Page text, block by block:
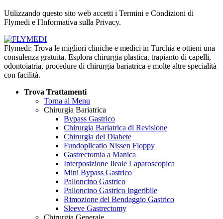
Utilizzando questo sito web accetti i Termini e Condizioni di
Flymedi e l'Informativa sulla Privacy.
Flymedi: Trova le migliori cliniche e medici in Turchia e ottieni una
consulenza gratuita. Esplora chirurgia plastica, trapianto di capelli,
odontoiatria, procedure di chirurgia bariatrica e molte altre specialità
con facilità.
Trova Trattamenti
Torna al Menu
Chirurgia Bariatrica
Bypass Gastrico
Chirurgia Bariatrica di Revisione
Chirurgia del Diabete
Fundoplicatio Nissen Floppy
Gastrectomia a Manica
Interposizione Ileale Laparoscopica
Mini Bypass Gastrico
Palloncino Gastrico
Palloncino Gastrico Ingeribile
Rimozione del Bendaggio Gastrico
Sleeve Gastrectomy
Chirurgia Generale